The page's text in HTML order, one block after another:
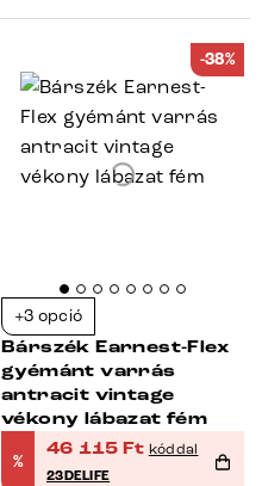
-38%
+3 opció
Bárszék Earnest-Flex
gyémánt varrás
antracit vintage
vékony lábazat fém
%
46 115 Ft kóddal
23DELIFE